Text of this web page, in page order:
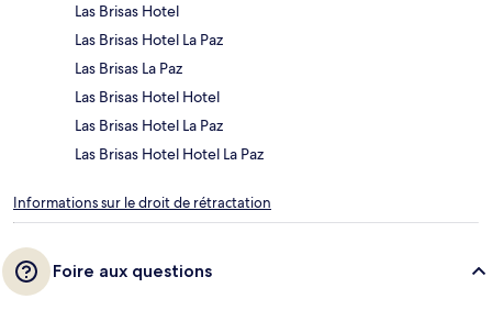
Las Brisas Hotel
Las Brisas Hotel La Paz
Las Brisas La Paz
Las Brisas Hotel Hotel
Las Brisas Hotel La Paz
Las Brisas Hotel Hotel La Paz
Informations sur le droit de rétractation
Foire aux questions